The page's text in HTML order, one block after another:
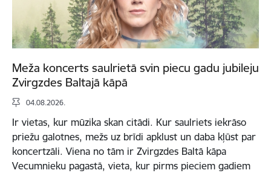
Meža koncerts saulrietā svin piecu gadu jubileju
Zvirgzdes Baltajā kāpā
04.08.2026.
Ir vietas, kur mūzika skan citādi. Kur saulriets iekrāso
priežu galotnes, mežs uz brīdi apklust un daba kļūst par
koncertzāli. Viena no tām ir Zvirgzdes Baltā kāpa
Vecumnieku pagastā, vieta, kur pirms pieciem gadiem